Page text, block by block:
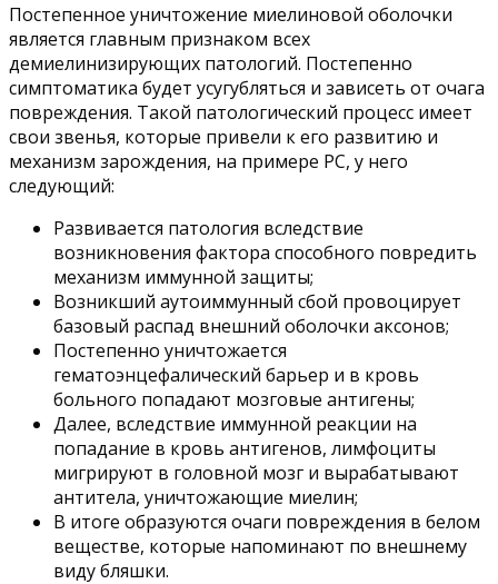
Постепенное уничтожение миелиновой оболочки
является главным признаком всех
демиелинизирующих патологий. Постепенно
симптоматика будет усугубляться и зависеть от очага
повреждения. Такой патологический процесс имеет
свои звенья, которые привели к его развитию и
механизм зарождения, на примере РС, у него
следующий:
Развивается патология вследствие
возникновения фактора способного повредить
механизм иммунной защиты;
Возникший аутоиммунный сбой провоцирует
базовый распад внешний оболочки аксонов;
Постепенно уничтожается
гематоэнцефалический барьер и в кровь
больного попадают мозговые антигены;
Далее, вследствие иммунной реакции на
попадание в кровь антигенов, лимфоциты
мигрируют в головной мозг и вырабатывают
антитела, уничтожающие миелин;
В итоге образуются очаги повреждения в белом
веществе, которые напоминают по внешнему
виду бляшки.